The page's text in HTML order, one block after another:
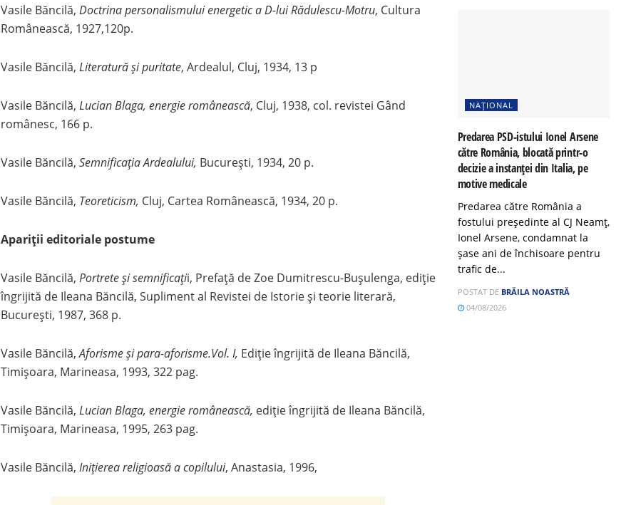
Vasile Băncilă, Doctrina personalismului energetic a D-lui Rădulescu-Motru, Cultura
Românească, 1927,120p.
Vasile Băncilă, Literatură și puritate, Ardealul, Cluj, 1934, 13 p
Vasile Băncilă, Lucian Blaga, energie românească, Cluj, 1938, col. revistei Gând
românesc, 166 p.
Vasile Băncilă, Semnificația Ardealului, București, 1934, 20 p.
Vasile Băncilă, Teoreticism, Cluj, Cartea Românească, 1934, 20 p.
Apariții editoriale postume
Vasile Băncilă, Portrete și semnificații, Prefață de Zoe Dumitrescu-Bușulenga, ediție
îngrijită de Ileana Băncilă, Supliment al Revistei de Istorie și teorie literară,
București, 1987, 368 p.
Vasile Băncilă,Aforisme și para-aforisme.Vol. I, Ediție îngrijită de Ileana Băncilă,
Timișoara, Marineasa, 1993, 322 pag.
Vasile Băncilă, Lucian Blaga, energie românească, ediție îngrijită de Ileana Băncilă,
Timișoara, Marineasa, 1995, 263 pag.
Vasile Băncilă, Inițierea religioasă a copilului, Anastasia, 1996,
NAȚIONAL
Predarea PSD-istului Ionel Arsene
către România, blocată printr-o
decizie a instanței din Italia, pe
motive medicale
Predarea către România a
fostului președinte al CJ Neamț,
Ionel Arsene, condamnat la
șase ani de închisoare pentru
trafic de...
POSTAT DE BRĂILA NOASTRĂ
04/08/2026